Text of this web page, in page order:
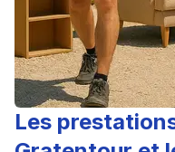
Les